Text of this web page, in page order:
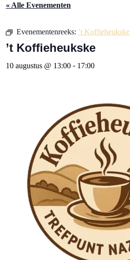
« Alle Evenementen
Evenementenreeks: ’t Koffieheukske
’t Koffieheukske
10 augustus @ 13:00 - 17:00